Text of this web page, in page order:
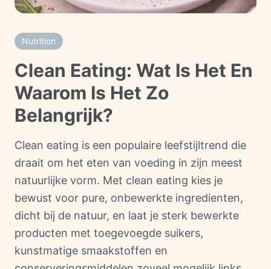
Nutrition
Clean Eating: Wat Is Het En
Waarom Is Het Zo
Belangrijk?
Clean eating is een populaire leefstijltrend die
draait om het eten van voeding in zijn meest
natuurlijke vorm. Met clean eating kies je
bewust voor pure, onbewerkte ingredienten,
dicht bij de natuur, en laat je sterk bewerkte
producten met toegevoegde suikers,
kunstmatige smaakstoffen en